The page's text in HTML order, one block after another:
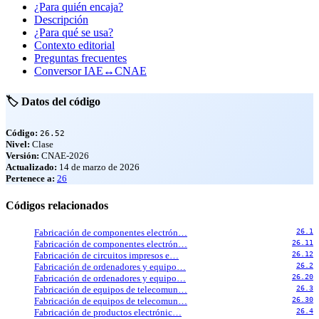
¿Para quién encaja?
Descripción
¿Para qué se usa?
Contexto editorial
Preguntas frecuentes
Conversor IAE↔CNAE
🏷️ Datos del código
Código: 26.52
Nivel: Clase
Versión: CNAE-2026
Actualizado: 14 de marzo de 2026
Pertenece a: 26
Códigos relacionados
Fabricación de componentes electrón… 26.1
Fabricación de componentes electrón… 26.11
Fabricación de circuitos impresos e… 26.12
Fabricación de ordenadores y equipo… 26.2
Fabricación de ordenadores y equipo… 26.20
Fabricación de equipos de telecomun… 26.3
Fabricación de equipos de telecomun… 26.30
Fabricación de productos electrónic… 26.4